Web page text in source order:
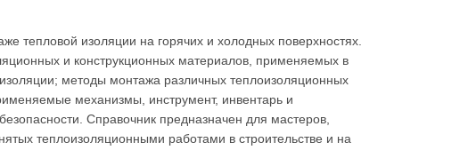
тепловой изоляции на горячих и холодных поверхностях.
и конструкционных материалов, применяемых в
методы монтажа различных теплоизоляционных
механизмы, инструмент, инвентарь и
Справочник предназначен для мастеров,
теплоизоляционными работами в строительстве и на